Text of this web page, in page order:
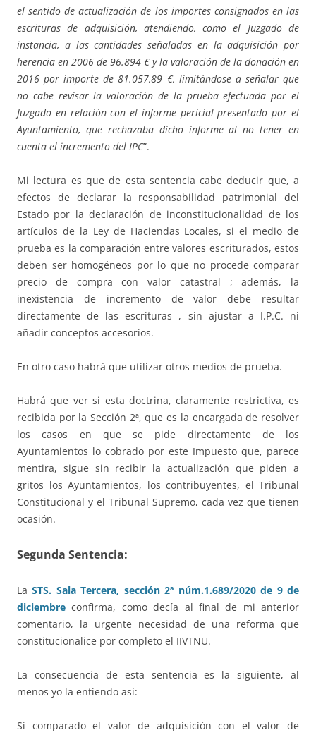
el sentido de actualización de los importes consignados en las
escrituras de adquisición, atendiendo, como el Juzgado de
instancia, a las cantidades señaladas en la adquisición por
herencia en 2006 de 96.894 € y la valoración de la donación en
2016 por importe de 81.057,89 €, limitándose a señalar que
no cabe revisar la valoración de la prueba efectuada por el
Juzgado en relación con el informe pericial presentado por el
Ayuntamiento, que rechazaba dicho informe al no tener en
cuenta el incremento del IPC”.
Mi lectura es que de esta sentencia cabe deducir que, a
efectos de declarar la responsabilidad patrimonial del
Estado por la declaración de inconstitucionalidad de los
artículos de la Ley de Haciendas Locales, si el medio de
prueba es la comparación entre valores escriturados, estos
deben ser homogéneos por lo que no procede comparar
precio de compra con valor catastral ; además, la
inexistencia de incremento de valor debe resultar
directamente de las escrituras , sin ajustar a I.P.C. ni
añadir conceptos accesorios.
En otro caso habrá que utilizar otros medios de prueba.
Habrá que ver si esta doctrina, claramente restrictiva, es
recibida por la Sección 2ª, que es la encargada de resolver
los casos en que se pide directamente de los
Ayuntamientos lo cobrado por este Impuesto que, parece
mentira, sigue sin recibir la actualización que piden a
gritos los Ayuntamientos, los contribuyentes, el Tribunal
Constitucional y el Tribunal Supremo, cada vez que tienen
ocasión.
Segunda Sentencia:
LaSTS. Sala Tercera, sección 2ª núm.1.689/2020 de 9 de
diciembre confirma, como decía al final de mi anterior
comentario, la urgente necesidad de una reforma que
constitucionalice por completo el IIVTNU.
La consecuencia de esta sentencia es la siguiente, al
menos yo la entiendo así:
Si comparado el valor de adquisición con el valor de